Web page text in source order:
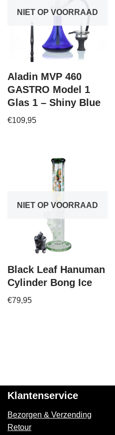
NIET OP VOORRAAD
Aladin MVP 460
GASTRO Model 1
Glas 1 – Shiny Blue
€109,95
NIET OP VOORRAAD
Black Leaf Hanuman
Cylinder Bong Ice
€79,95
Klantenservice
Bezorgen & Verzending
Retour